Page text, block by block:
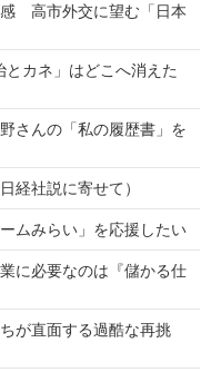
感 高市外交に望む「日本
カネ」はどこへ消えた
さんの「私の履歴書」を
経社説に寄せて）
ムみらい」を応援したい
に必要なのは『儲かる仕
が直面する過酷な再挑